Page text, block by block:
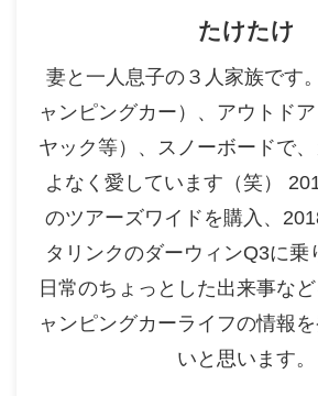
たけたけ
妻と一人息子の３人家族です
ャンピングカー）、アウトド
ヤック等）、スノーボードで
よなく愛しています（笑）
のツアーズワイドを購入、
タリンクのダーウィンQ3に乗
日常のちょっとした出来事な
ャンピングカーライフの情報
いと思います。